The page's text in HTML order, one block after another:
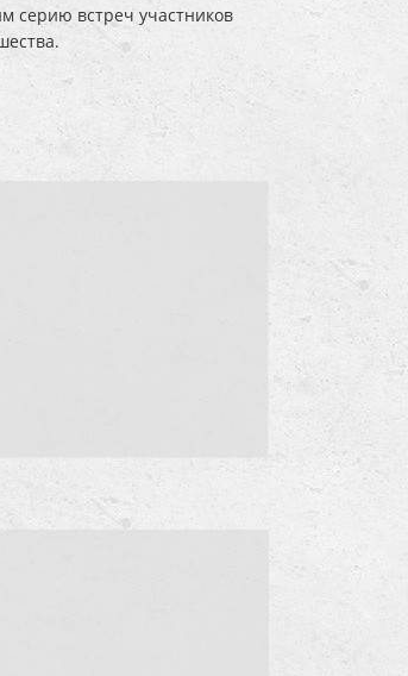
серию встреч участников